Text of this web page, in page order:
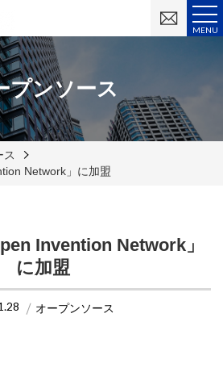
MENU
い
プンソース
ス
Network」に加盟
Invention Network」
に加盟
オープンソース